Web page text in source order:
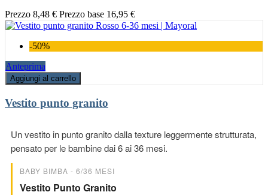
Prezzo 8,48 € Prezzo base 16,95 €
-50%
Anteprima
Aggiungi al carrello
Vestito punto granito
Un vestito in punto granito dalla texture leggermente strutturata,
pensato per le bambine dai 6 ai 36 mesi.
BABY BIMBA - 6/36 MESI
Vestito Punto Granito